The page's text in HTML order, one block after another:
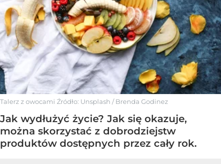
Talerz z owocami Źródło: Unsplash /Brenda Godinez
Jak wydłużyć życie? Jak się okazuje,
można skorzystać z dobrodziejstw
produktów dostępnych przez cały rok.